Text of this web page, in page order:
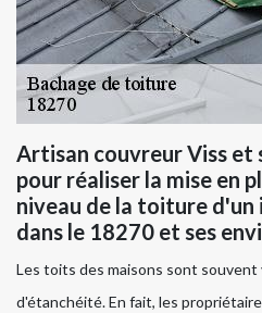
Artisan couvreur Viss et
pour réaliser la mise en
niveau de la toiture d'un
dans le 18270 et ses
Les toits des maisons sont souvent
d'étanchéité. En fait, les